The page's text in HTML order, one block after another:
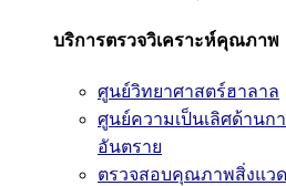
บริการตรวจวิเคราะห์คุณภาพ
ศูนย์วิทยาศาสตร์ฮาลาล
ศูนย์ความเป็นเลิศด้านก
อันตราย
ตรวจสอบคุณภาพสิ่งแว